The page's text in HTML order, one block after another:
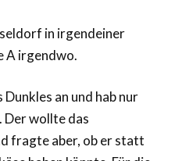
in irgendeiner
A irgendwo.
Dunkles an und hab nur
Der wollte das
fragte aber, ob er statt